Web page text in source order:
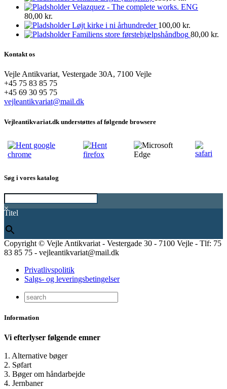
Velazquez - The complete works. ENG
80,00 kr.
Løjt kirke i ni århundreder 100,00 kr.
Familiens store førstehjælpshåndbog 80,00 kr.
Kontakt os
Vejle Antikvariat, Vestergade 30A, 7100 Vejle
+45 75 83 85 75
+45 69 30 95 75
vejleantikvariat@mail.dk
Vejleantikvariat.dk understøttes af følgende browsere
Søg i vores katalog
×
Titel
Copyright © Vejle Antikvariat - Vestergade 30 - 7100 Vejle - Tlf: 75
83 85 75 - vejleantikvariat@mail.dk
Privatlivspolitik
Salgs- og leveringsbetingelser
Information
Vi efterlyser følgende emner
1. Alternative bøger
2. Søfart
3. Bøger om håndarbejde
4. Jernbaner